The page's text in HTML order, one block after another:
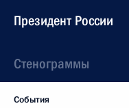
Президент России
Стенограммы
События